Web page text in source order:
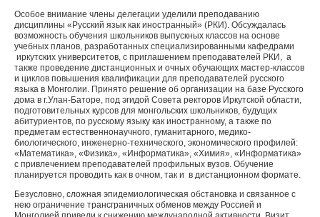
Особое внимание члены делегации уделили преподаванию
дисциплины «Русский язык как иностранный» (РКИ). Обсуждалась
возможность обучения школьников выпускных классов на основе
учебных планов, разработанных специализированными кафедрами
иркутских университетов, с приглашением преподавателей РКИ, а
также проведение дистанционных и очных обучающих мастер-классов
и циклов повышения квалификации для преподавателей русского
языка в Монголии. Принято решение об организации на базе Русского
дома в г.Улан-Баторе, под эгидой Совета ректоров Иркутской области,
подготовительных курсов для монгольских школьников, будущих
абитуриентов, по русскому языку как иностранному, а также по
предметам естественнонаучного, гуманитарного, медико-
биологического, инженерно-технического, экономического профилей:
«Математика», «Физика», «Информатика», «Химия», «Информатика»
с привлечением преподавателей профильных вузов. Обучение
планируется проводить как в очном, так и в дистанционном формате.
Безусловно, сложная эпидемиологическая обстановка и связанное с
нею ограничение трансграничных обменов между Россией и